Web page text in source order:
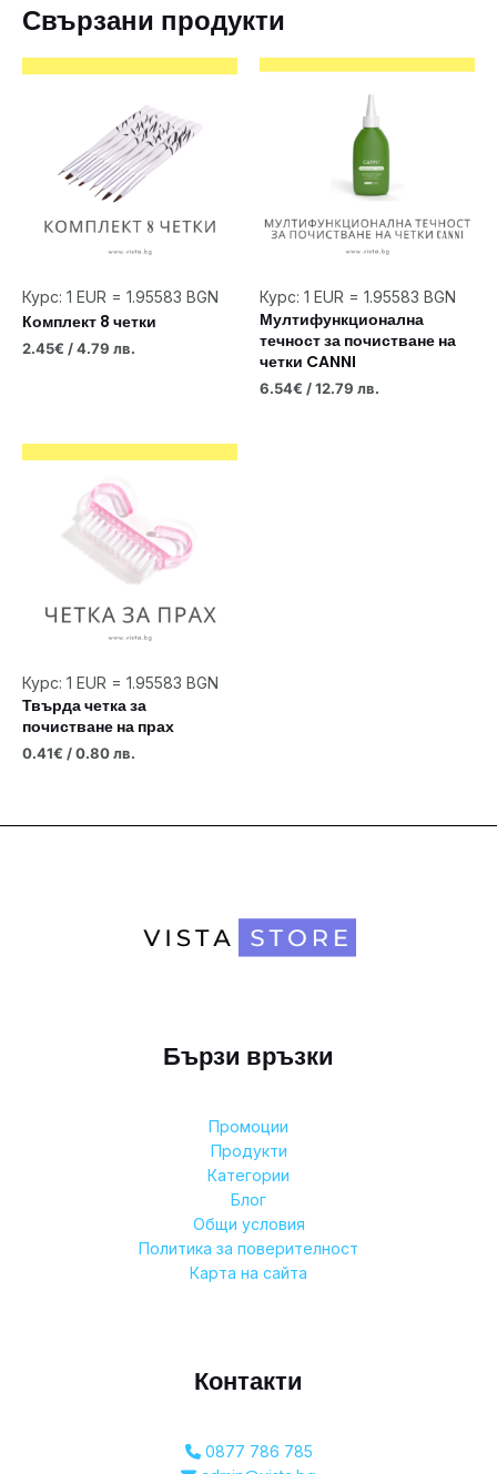
Свързани продукти
Курс: 1 EUR = 1.95583 BGN
Комплект 8 четки
2.45€ / 4.79 лв.
Курс: 1 EUR = 1.95583 BGN
Мултифункционална
течност за почистване на
четки CANNI
6.54€ / 12.79 лв.
Курс: 1 EUR = 1.95583 BGN
Твърда четка за
почистване на прах
0.41€ / 0.80 лв.
Бързи връзки
Промоции
Продукти
Категории
Блог
Общи условия
Политика за поверителност
Карта на сайта
Контакти
0877 786 785